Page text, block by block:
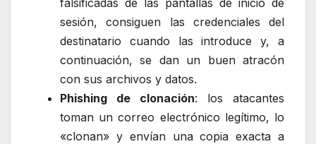
sesión, consiguen las credenciales del
destinatario cuando las introduce y, a
continuación, se dan un buen atracón
con sus archivos y datos.
Phishing de clonación: los atacantes
toman un correo electrónico legítimo, lo
«clonan» y envían una copia exacta a